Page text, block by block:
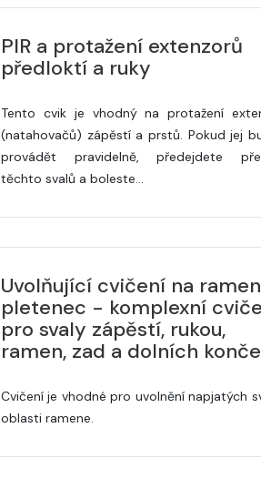
PIR a protažení extenzorů
předloktí a ruky
Tento cvik je vhodný na protažení
(natahovačů) zápěstí a prstů. Pokud jej
provádět pravidelně, předejdete
těchto svalů a boleste…
Uvolňující cvičení na
pletenec - komplexní
pro svaly zápěstí, rukou,
ramen, zad a dolních
Cvičení je vhodné pro uvolnění napjatých
oblasti ramene.